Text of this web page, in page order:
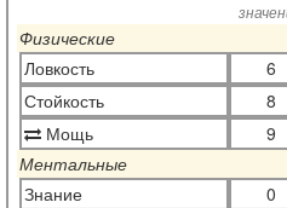
Физические
Ловкость
6
Стойкость
8
Мощь
9
Ментальные
Знание
0